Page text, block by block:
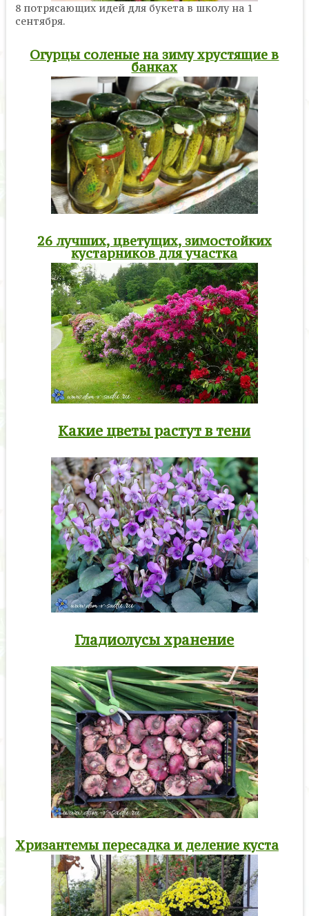
8 потрясающих идей для букета в школу на 1
сентября.
Огурцы соленые на зиму хрустящие в
банках
26 лучших, цветущих, зимостойких
кустарников для участка
Какие цветы растут в тени
Гладиолусы хранение
Хризантемы пересадка и деление куста